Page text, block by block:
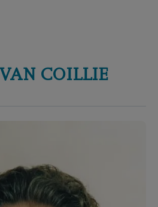
VAN COILLIE